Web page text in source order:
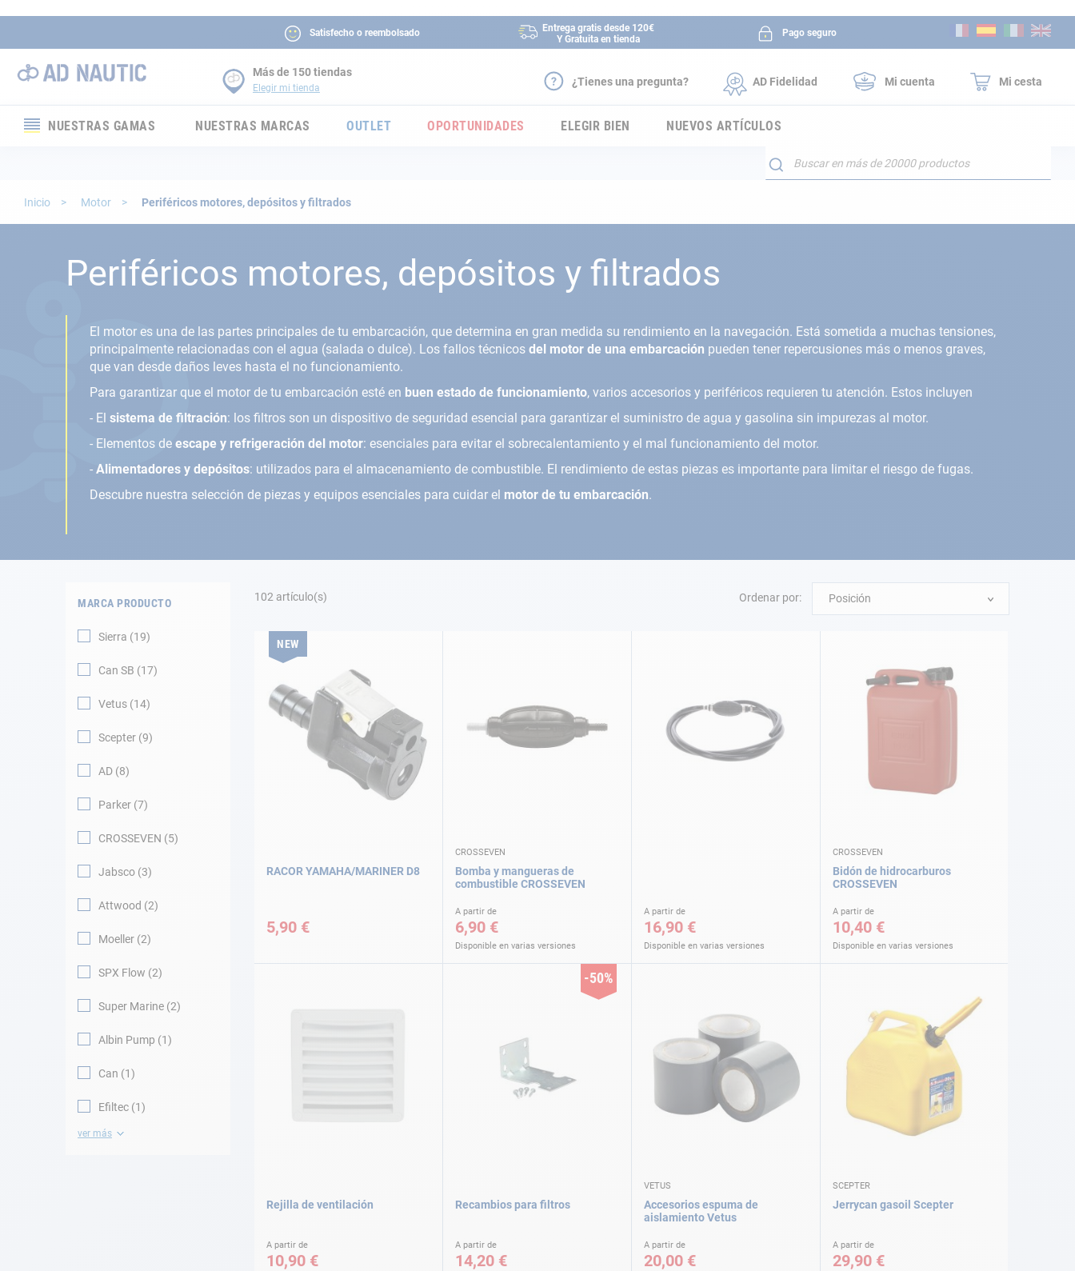
Satisfecho o reembolsado
Entrega gratis desde 120€
Y Gratuita en tienda
Pago seguro
Más de 150 tiendas
Elegir mi tienda ¿Tienes una pregunta? AD Fidelidad Mi cuenta Mi cesta
NUESTRAS GAMAS
Electricidad
Seguridad
Cabuyería
Motor
Mantenimiento
Tarjeta regalo -
NUESTRAS MARCAS OUTLET OPORTUNIDADES ELEGIR BIEN NUEVOS ARTÍCULOS
Buscar
Inicio Motor Periféricos motores, depósitos y filtrados
Periféricos motores, depósitos y filtrados
El motor es una de las partes principales de tu embarcación, que determina en gran medida su rendimiento en la navegación. Está sometida a muchas tensiones,
principalmente relacionadas con el agua (salada o dulce). Los fallos técnicos del motor de una embarcación pueden tener repercusiones más o menos graves,
que van desde daños leves hasta el no funcionamiento.
Para garantizar que el motor de tu embarcación esté en buen estado de funcionamiento, varios accesorios y periféricos requieren tu atención. Estos incluyen
- El sistema de filtración: los filtros son un dispositivo de seguridad esencial para garantizar el suministro de agua y gasolina sin impurezas al motor.
- Elementos de escape y refrigeración del motor: esenciales para evitar el sobrecalentamiento y el mal funcionamiento del motor.
- Alimentadores y depósitos: utilizados para el almacenamiento de combustible. El rendimiento de estas piezas es importante para limitar el riesgo de fugas.
Descubre nuestra selección de piezas y equipos esenciales para cuidar el motor de tu embarcación.
102 artículo(s) Ordenar por: Posición
NEW
RACOR YAMAHA/MARINER D8
5,90 €
CROSSEVEN
Bomba y mangueras de
combustible CROSSEVEN
A partir de
6,90 €
Disponible en varias versiones
A partir de
16,90 €
Disponible en varias versiones
CROSSEVEN
Bidón de hidrocarburos
CROSSEVEN
A partir de
10,40 €
Disponible en varias versiones
Rejilla de ventilación
A partir de
10,90 €
-50%
Recambios para filtros
A partir de
14,20 €
VETUS
Accesorios espuma de
aislamiento Vetus
A partir de
20,00 €
SCEPTER
Jerrycan gasoil Scepter
A partir de
29,90 €
MARCA PRODUCTO
Sierra 19
Can SB 17
Vetus 14
Scepter 9
AD 8
Parker 7
CROSSEVEN 5
Jabsco 3
Attwood 2
Moeller 2
SPX Flow 2
Super Marine 2
Albin Pump 1
Can 1
Efiltec 1
ver más